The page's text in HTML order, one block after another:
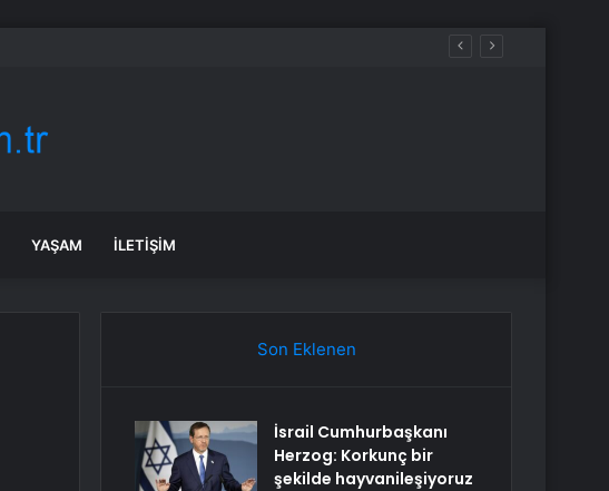
YAŞAM İLETIŞIM
Son Eklenen
İsrail Cumhurbaşkanı
Herzog: Korkunç bir
şekilde hayvanileşiyoruz